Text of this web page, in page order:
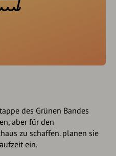
des Grünen Bandes
aber für den
zu schaffen. planen sie
ein.